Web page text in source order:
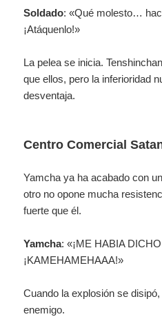
Soldado: «Qué molesto…
¡Atáquenlo!»
La pelea se inicia.
que ellos, pero la inferioridad
desventaja.
Centro Comercial
Yamcha ya ha acabado con
otro no opone mucha
fuerte que él.
Yamcha: «¡ME HABIA
¡KAMEHAMEHAAA!»
Cuando la explosión se
enemigo.